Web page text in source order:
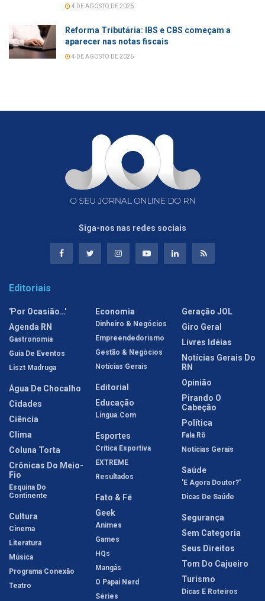
4 DE AGOSTO DE 2026
Reforma Tributária: IBS e CBS começam a
aparecer nas notas fiscais
4 DE AGOSTO DE 2026
Siga-nos nas redes sociais
Editoriais
'Por Ocasião…'
Agenda RN
Gastronomia
Guia De Eventos
Liszt Madruga
Água De Chocalho
Cidades
Ciência
Clima
Coluna Torta
Crônicas Do Meio-
Fio
Esquina Do
Continente
Cultura
Cinema
Literatura
Música
Programa Conexão
Teatro
Economia
Dinheiro & Negócios
Empreendedorismo
Gestão & Negócios
Notícias Gerais
Editorial
Educação
Língua.com
Esportes
Crítica Esportiva
EXTREME
Resultados
Fato & Fé
Geek
Animes
Games
HQs
Mangás
O Papai Nerd
Séries
Geração JOL
Giro Geral
Livres Idéias
Notícias Gerais Do
RN
Opinião
Pirando O
Cabeção
Política
Fala Rô
Notícias Gerais
Saúde
'E Agora Doutor?'
Dicas De Saúde
Segurança
Sem Categoria
Seus Direitos
Tom Do Cajueiro
Turismo
Dicas E Roteiros